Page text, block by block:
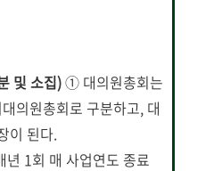
및 소집)① 대의원총회는
의원총회로 구분하고, 대
이 된다.
1회 매 사업연도 종료